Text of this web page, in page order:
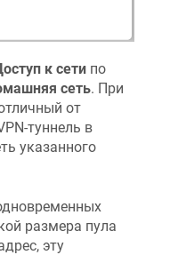
к сети по
сеть. При
от
туннель в
указанного
размера пула
эту